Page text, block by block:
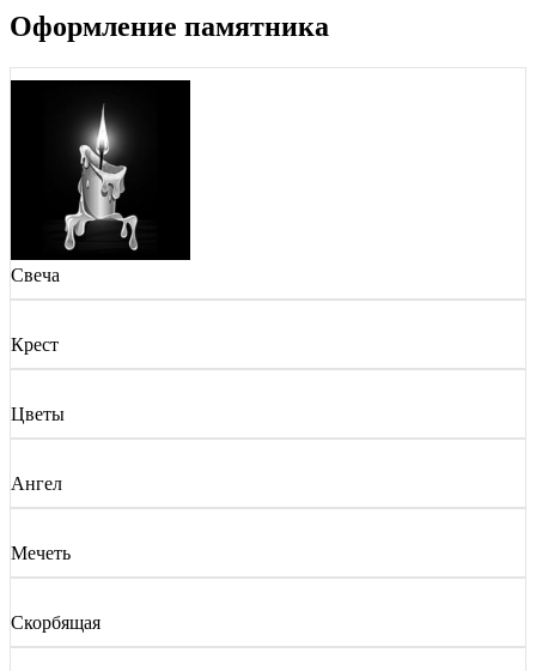
Оформление памятника
Свеча
Крест
Цветы
Ангел
Мечеть
Скорбящая